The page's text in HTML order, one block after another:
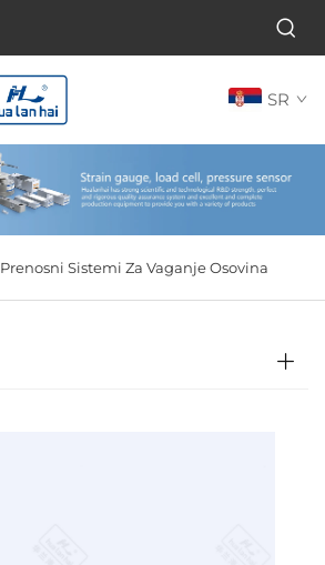
SR
Prenosni Sistemi Za Vaganje Osovina